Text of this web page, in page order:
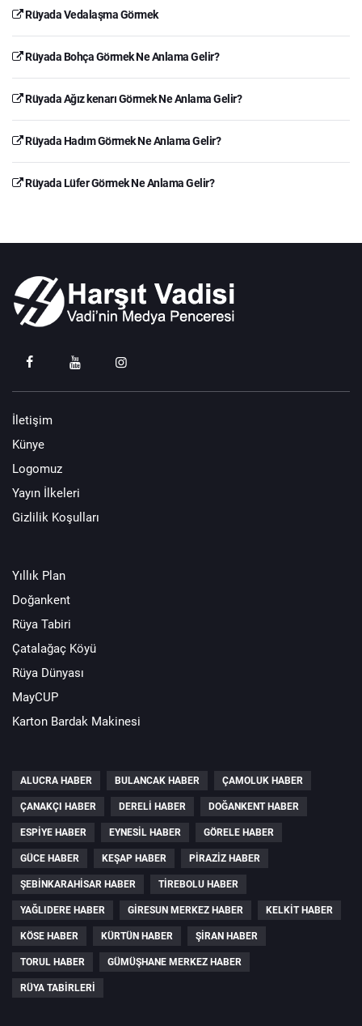
Rüyada Vedalaşma Görmek
Rüyada Bohça Görmek Ne Anlama Gelir?
Rüyada Ağız kenarı Görmek Ne Anlama Gelir?
Rüyada Hadım Görmek Ne Anlama Gelir?
Rüyada Lüfer Görmek Ne Anlama Gelir?
İletişim
Künye
Logomuz
Yayın İlkeleri
Gizlilik Koşulları
Yıllık Plan
Doğankent
Rüya Tabiri
Çatalağaç Köyü
Rüya Dünyası
MayCUP
Karton Bardak Makinesi
ALUCRA HABER BULANCAK HABER ÇAMOLUK HABER
ÇANAKÇI HABER DERELI HABER DOĞANKENT HABER
ESPIYE HABER EYNESIL HABER GÖRELE HABER
GÜCE HABER KEŞAP HABER PIRAZIZ HABER
ŞEBINKARAHISAR HABER TIREBOLU HABER
YAĞLIDERE HABER GIRESUN MERKEZ HABER KELKIT HABER
KÖSE HABER KÜRTÜN HABER ŞIRAN HABER
TORUL HABER GÜMÜŞHANE MERKEZ HABER
RÜYA TABIRLERI